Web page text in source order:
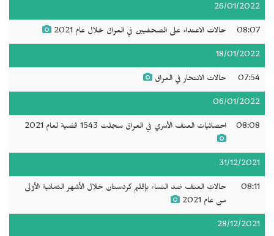
26/01/2022
08:07 حالات الاعتداء على الصحفيين في العراق خلال عام 2021
18/01/2022
07:54 حالات الانتحار في العراق
06/01/2022
08:08 احصائيات العنف الأسري في العراق سجلت 1543 قضية لعام 2021
31/12/2021
08:11
حالات العنف ضد النساء بإقليم كردستان خلال الأشهر الثمانية الأولى
من عام 2021
28/12/2021